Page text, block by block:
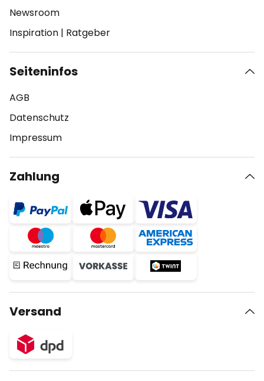
Newsroom
Inspiration | Ratgeber
Seiteninfos
AGB
Datenschutz
Impressum
Zahlung
Versand